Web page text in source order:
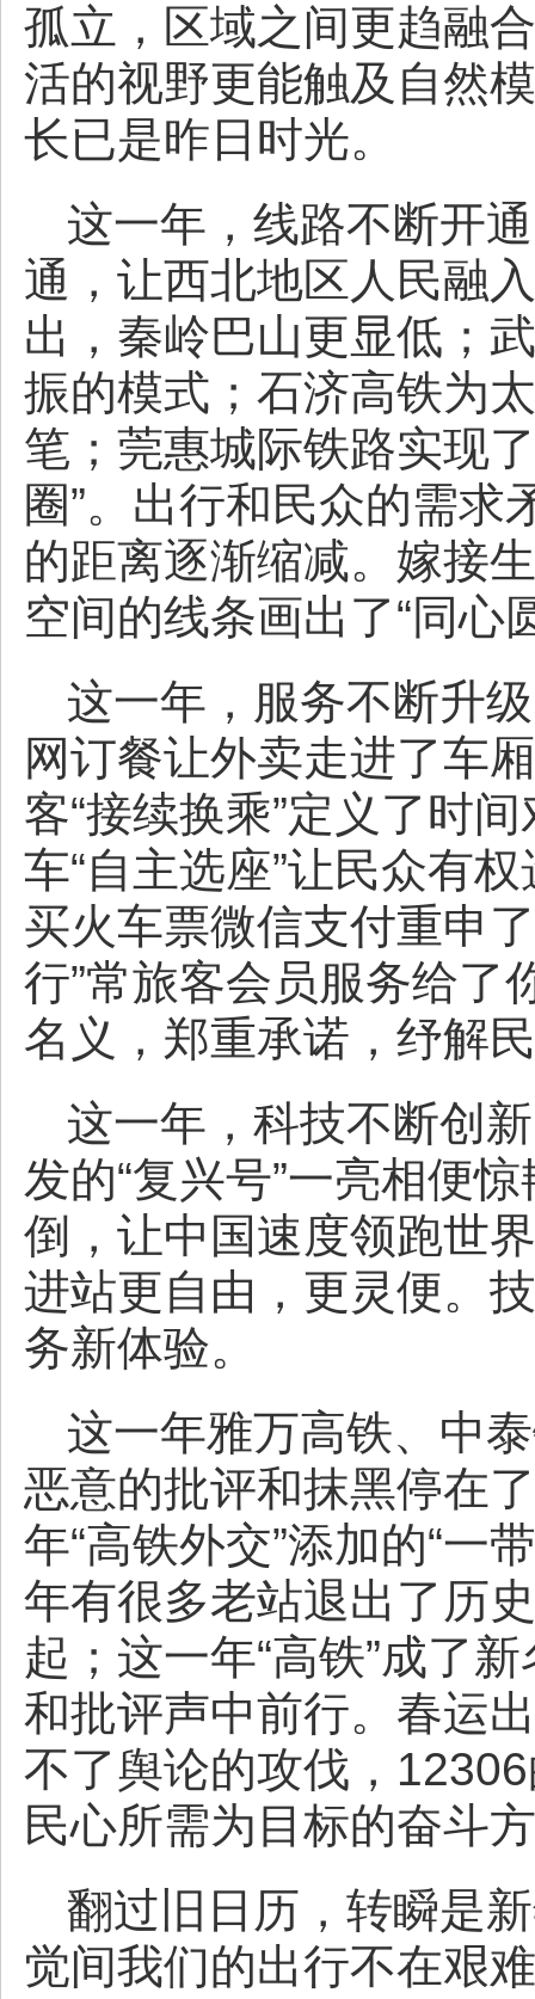
孤立，区域之间更趋融
活的视野更能触及自然
长已是昨日时光。
这一年，线路不断开
通，让西北地区人民融
出，秦岭巴山更显低；
振的模式；石济高铁为
笔；莞惠城际铁路实现
圈”。出行和民众的需
的距离逐渐缩减。嫁接
空间的线条画出了“同心
这一年，服务不断升
网订餐让外卖走进了车
客“接续换乘”定义了时
车“自主选座”让民众有
买火车票微信支付重申
行”常旅客会员服务给了
名义，郑重承诺，纾解
这一年，科技不断创
发的“复兴号”一亮相便
倒，让中国速度领跑世
进站更自由，更灵便。
务新体验。
这一年雅万高铁、中
恶意的批评和抹黑停在
年“高铁外交”添加的“一
年有很多老站退出了历
起；这一年“高铁”成了
和批评声中前行。春运
不了舆论的攻伐，
民心所需为目标的奋斗
翻过旧日历，转瞬是
觉间我们的出行不在艰